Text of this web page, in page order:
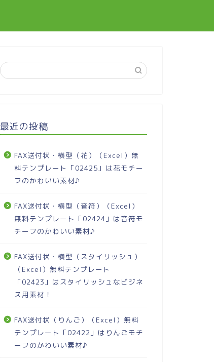
最近の投稿
FAX送付状・横型（花）（Excel）無
料テンプレート「02425」は花モチー
フのかわいい素材♪
FAX送付状・横型（音符）（Excel）
無料テンプレート「02424」は音符モ
チーフのかわいい素材♪
FAX送付状・横型（スタイリッシュ）
（Excel）無料テンプレート
「02423」はスタイリッシュなビジネ
ス用素材！
FAX送付状（りんご）（Excel）無料
テンプレート「02422」はりんごモチ
ーフのかわいい素材♪